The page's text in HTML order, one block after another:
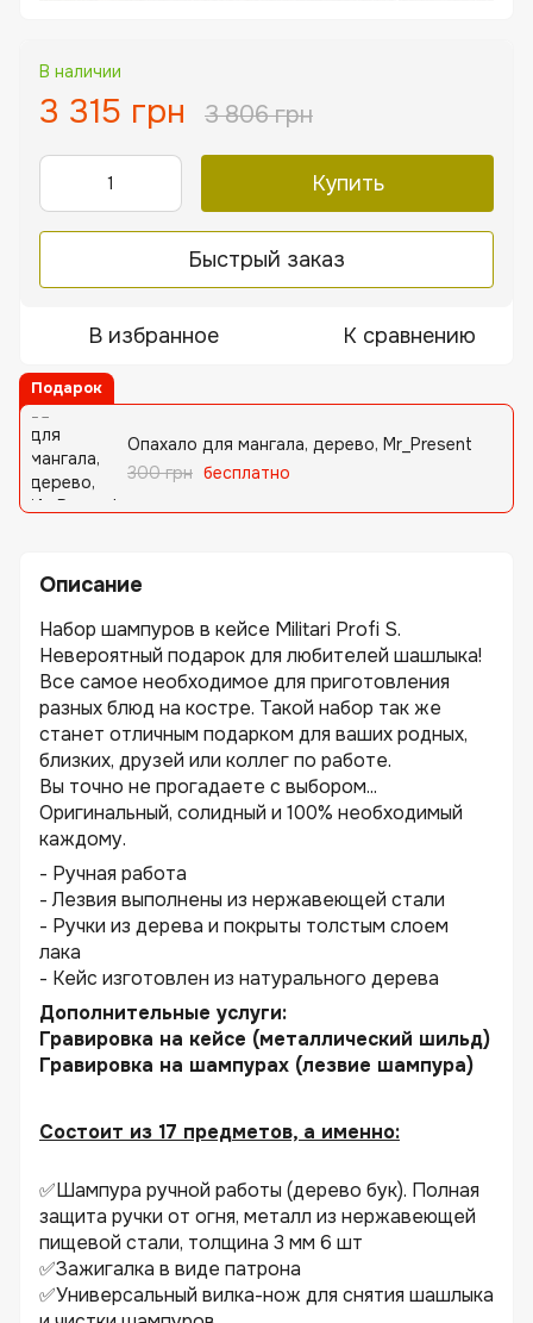
В наличии
3 315 грн 3 806 грн
Купить
Быстрый заказ
В избранное К сравнению
Подарок
Опахало для мангала, дерево, Mr_Present
300 грн бесплатно
Описание
Набор шампуров в кейсе Militari Profi S.
Невероятный подарок для любителей шашлыка!
Все самое необходимое для приготовления
разных блюд на костре. Такой набор так же
станет отличным подарком для ваших родных,
близких, друзей или коллег по работе.
Вы точно не прогадаете с выбором...
Оригинальный, солидный и 100% необходимый
каждому.
- Ручная работа
- Лезвия выполнены из нержавеющей стали
- Ручки из дерева и покрыты толстым слоем
лака
- Кейс изготовлен из натурального дерева
Дополнительные услуги:
Гравировка на кейсе (металлический шильд)
Гравировка на шампурах (лезвие шампура)
Состоит из 17 предметов, а именно:
✅Шампура ручной работы (дерево бук). Полная
защита ручки от огня, металл из нержавеющей
пищевой стали, толщина 3 мм 6 шт
✅Зажигалка в виде патрона
✅Универсальный вилка-нож для снятия шашлыка